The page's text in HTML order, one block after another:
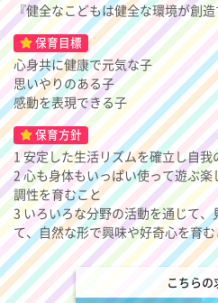
『健全なこどもは健全な環境が創
保育目標
心身共に健康で元気な子
思いやりのある子
感動を表現できる子
保育方針
1 安定した生活リズムを確立し自
2 心も身体もいっぱい使って遊ぶ
調性を育むこと
3 いろいろな分野の活動を通じて
て、自然な形で興味や好奇心を育
こちらの